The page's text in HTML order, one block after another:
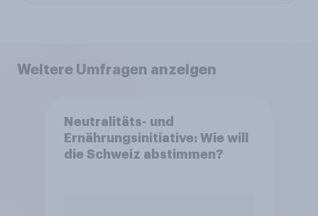
Weitere Umfragen anzeigen
Neutralitäts- und
Ernährungsinitiative: Wie will
die Schweiz abstimmen?